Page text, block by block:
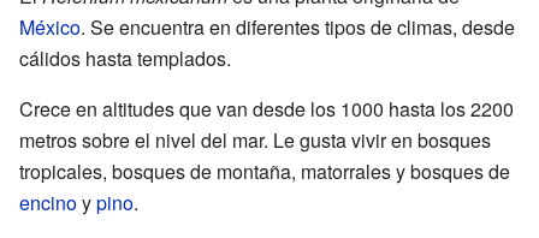
México. Se encuentra en diferentes tipos de climas, desde
cálidos hasta templados.
Crece en altitudes que van desde los 1000 hasta los 2200
metros sobre el nivel del mar. Le gusta vivir en bosques
tropicales, bosques de montaña, matorrales y bosques de
encinoypino.